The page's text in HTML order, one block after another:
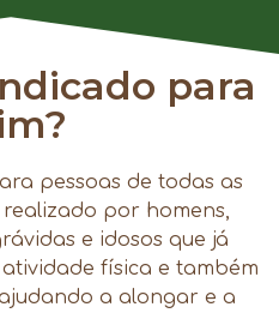
para
pessoas de todas as
por homens,
e idosos que já
física e também
a alongar e a